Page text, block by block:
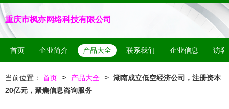
重庆市枫亦网络科技有限公司
首页 企业简介 产品大全 联系我们 企业信息 访客
当前位置： 首页 > 产品大全 > 湖南成立低空经济公司，注册资本
20亿元，聚焦信息咨询服务